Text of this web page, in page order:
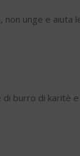
unge e aiuta
burro di karitè